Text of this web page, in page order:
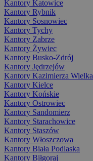
Kantory Katowice
Kantory Rybnik
Kantory Sosnowiec
Kantory Tychy
Kantory Zabrze
Kantory Żywiec
Kantory Busko-Zdrój
Kantory Jędrzejów
Kantory Kazimierza Wielka
Kantory Kielce
Kantory Końskie
Kantory Ostrowiec
Kantory Sandomierz
Kantory Starachowice
Kantory Staszów
Kantory Włoszczowa
Kantory Biała Podlaska
Kantory Biłgoraj